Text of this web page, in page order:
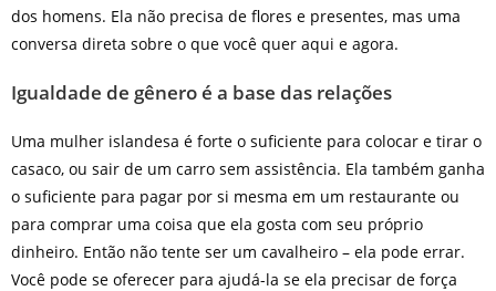
dos homens. Ela não precisa de flores e presentes, mas uma
conversa direta sobre o que você quer aqui e agora.
Igualdade de gênero é a base das relações
Uma mulher islandesa é forte o suficiente para colocar e tirar o
casaco, ou sair de um carro sem assistência. Ela também ganha
o suficiente para pagar por si mesma em um restaurante ou
para comprar uma coisa que ela gosta com seu próprio
dinheiro. Então não tente ser um cavalheiro – ela pode errar.
Você pode se oferecer para ajudá-la se ela precisar de força